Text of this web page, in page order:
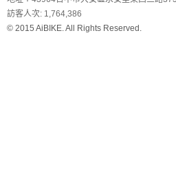
訪客人次: 1,764,386
© 2015 AiBIKE. All Rights Reserved.